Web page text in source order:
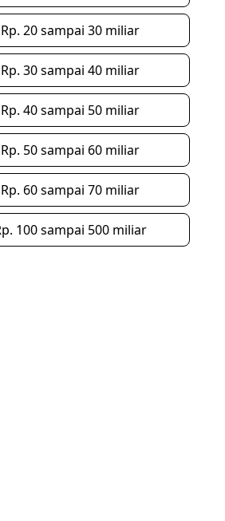
Rp. 20 sampai 30 miliar
Rp. 30 sampai 40 miliar
Rp. 40 sampai 50 miliar
Rp. 50 sampai 60 miliar
Rp. 60 sampai 70 miliar
100 sampai 500 miliar